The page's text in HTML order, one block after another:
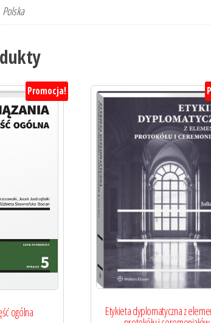
Polska
Promocja!
ogólna Etykieta dyplomatyczna z